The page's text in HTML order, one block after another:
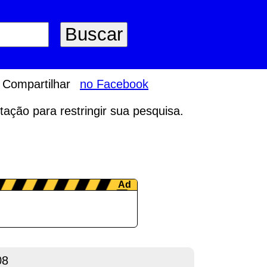
Compartilhar no Facebook
para restringir sua pesquisa.